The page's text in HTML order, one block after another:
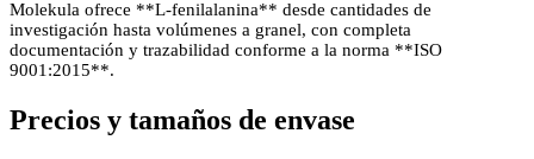
Molekula ofrece **L-fenilalanina** desde cantidades de
investigación hasta volúmenes a granel, con completa
documentación y trazabilidad conforme a la norma **ISO
9001:2015**.
Precios y tamaños de envase